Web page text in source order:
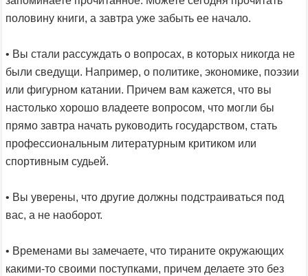
половину книги, а завтра уже забыть ее начало.
• Вы стали рассуждать о вопросах, в которых никогда не
были сведущи. Например, о политике, экономике, поэзии
или фигурном катании. Причем вам кажется, что вы
настолько хорошо владеете вопросом, что могли бы
прямо завтра начать руководить государством, стать
профессиональным литературным критиком или
спортивным судьей.
• Вы уверены, что другие должны подстраиваться под
вас, а не наоборот.
• Временами вы замечаете, что тираните окружающих
какими-то своими поступками, причем делаете это без